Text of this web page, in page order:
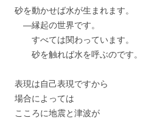
砂を動かせば水が生まれます。
―縁起の世界です。
すべては関わっています。
砂を触れば水を呼ぶのです。
表現は自己表現ですから
場合によっては
こころに地震と津波が